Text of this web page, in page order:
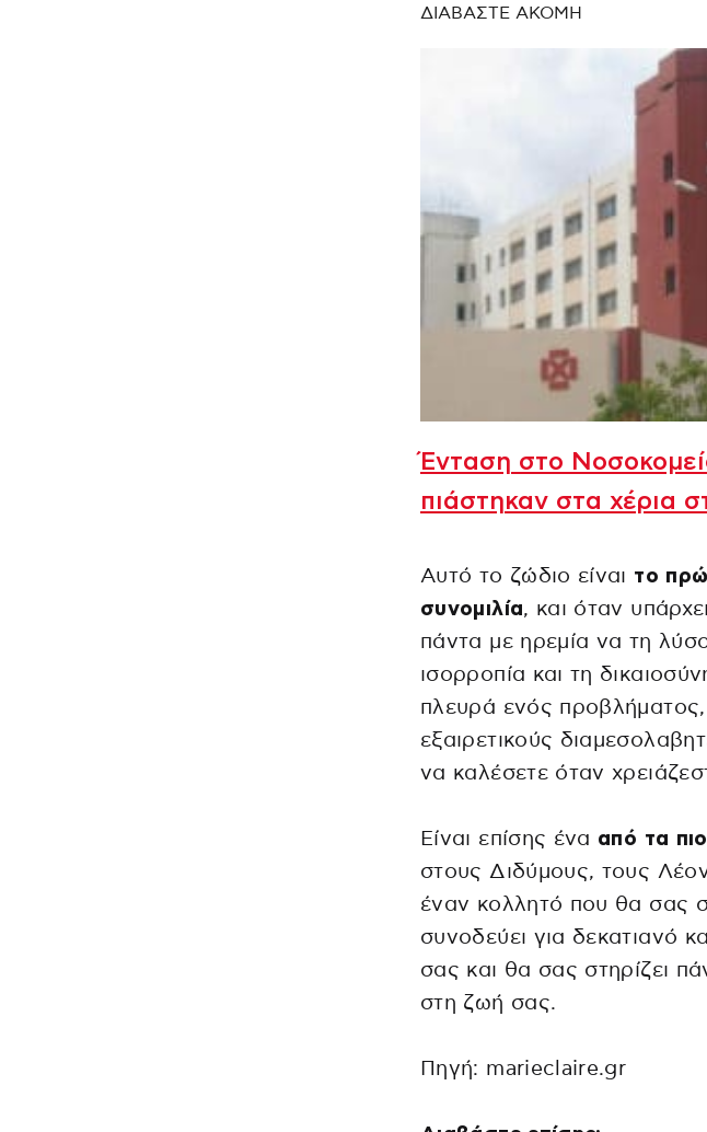
ΔΙΑΒΑΣΤΕ ΑΚΟΜΗ
Ένταση στο
πιάστηκαν στα χέρια
Αυτό το ζώδιο είναι το
συνομιλία, και όταν
πάντα με ηρεμία να τη
ισορροπία και τη
πλευρά ενός
εξαιρετικούς
να καλέσετε όταν
Είναι επίσης ένα από τα
στους Διδύμους, τους
έναν κολλητό που θα σας
συνοδεύει για δεκατιανό
σας και θα σας στηρίζει
στη ζωή σας.
Πηγή: marieclaire.gr